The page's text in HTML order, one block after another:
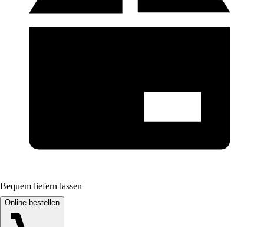
Bequem liefern lassen
Online bestellen